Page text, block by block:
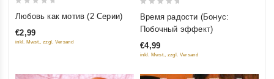
of
Любовь как мотив (2 Серии)
€2,99
inkl. Mwst., zzgl. Versand
out
5
Время радости (Бонус:
Побочный эффект)
€4,99
inkl. Mwst., zzgl. Versand